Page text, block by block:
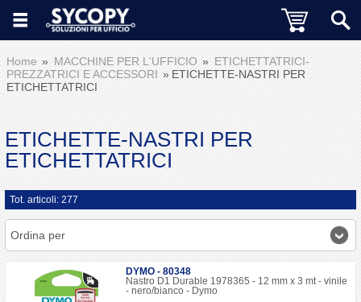
Home MACCHINE PER L'UFFICIO
ETICHETTATRICI-
PREZZATRICI E ACCESSORI
ETICHETTE-NASTRI PER
ETICHETTATRICI
ETICHETTE-NASTRI PER
ETICHETTATRICI
Tot. articoli: 277
Ordina per
DYMO - 80348
Nastro D1 Durable 1978365 - 12 mm x 3 mt - vinile
- nero/bianco - Dymo